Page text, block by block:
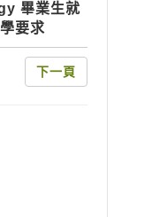
畢業生就
要求
下一頁